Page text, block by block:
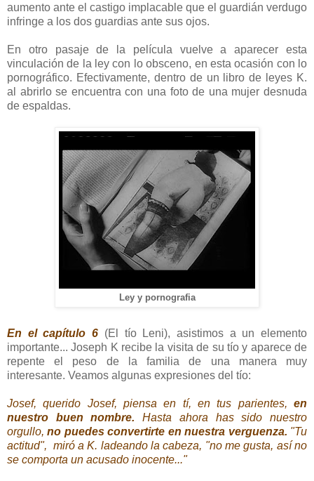
aumento ante el castigo implacable que el guardián verdugo
infringe a los dos guardias ante sus ojos.
En otro pasaje de la película vuelve a aparecer esta
vinculación de la ley con lo obsceno, en esta ocasión con lo
pornográfico. Efectivamente, dentro de un libro de leyes K.
al abrirlo se encuentra con una foto de una mujer desnuda
de espaldas.
Ley y pornografia
En el capítulo 6 (El tío Leni), asistimos a un elemento
importante... Joseph K recibe la visita de su tío y aparece de
repente el peso de la familia de una manera muy
interesante. Veamos algunas expresiones del tío:
Josef, querido Josef, piensa en tí, en tus parientes, en
nuestro buen nombre. Hasta ahora has sido nuestro
orgullo,no puedes convertirte en nuestra verguenza. "Tu
actitud", miró a K. ladeando la cabeza, "no me gusta, así no
se comporta un acusado inocente..."